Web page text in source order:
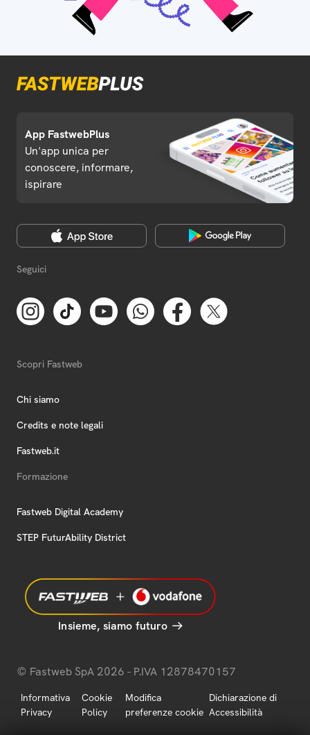
App FastwebPlus
Un'app unica per
conoscere, informare,
ispirare
Seguici
Scopri Fastweb
Chi siamo
Credits e note legali
Fastweb.it
Formazione
Fastweb Digital Academy
STEP FuturAbility District
Insieme, siamo futuro
© Fastweb SpA 2026 - P.IVA 12878470157
Informativa
Privacy
Cookie
Policy
Modifica
preferenze cookie
Dichiarazione di
Accessibilità